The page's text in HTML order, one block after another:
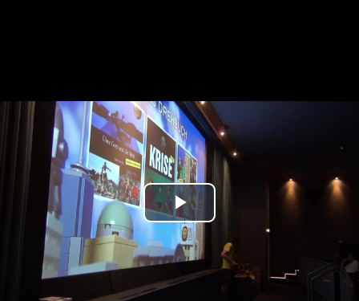
Play
Video